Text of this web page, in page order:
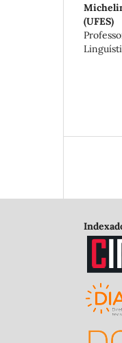
(UFES)